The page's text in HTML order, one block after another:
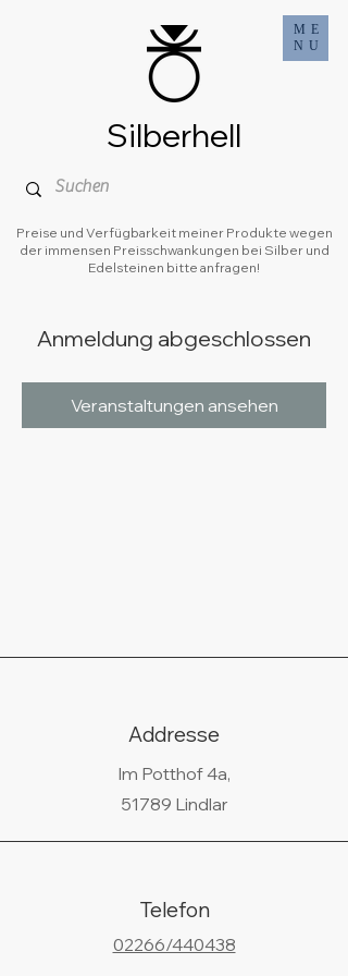
ME
NU
Preise und Verfügbarkeit meiner Produkte wegen
der immensen Preisschwankungen bei Silber und
Edelsteinen bitte anfragen!
Silberhell
Anmeldung abgeschlossen
Veranstaltungen ansehen
Addresse
Im Potthof 4a,
51789 Lindlar
Telefon
02266/440438